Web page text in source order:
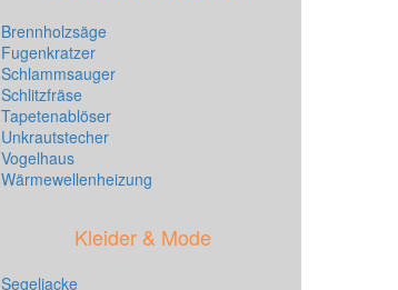
Brennholzsäge
Fugenkratzer
Schlammsauger
Schlitzfräse
Tapetenablöser
Unkrautstecher
Vogelhaus
Wärmewellenheizung
Kleider & Mode
Segeljacke